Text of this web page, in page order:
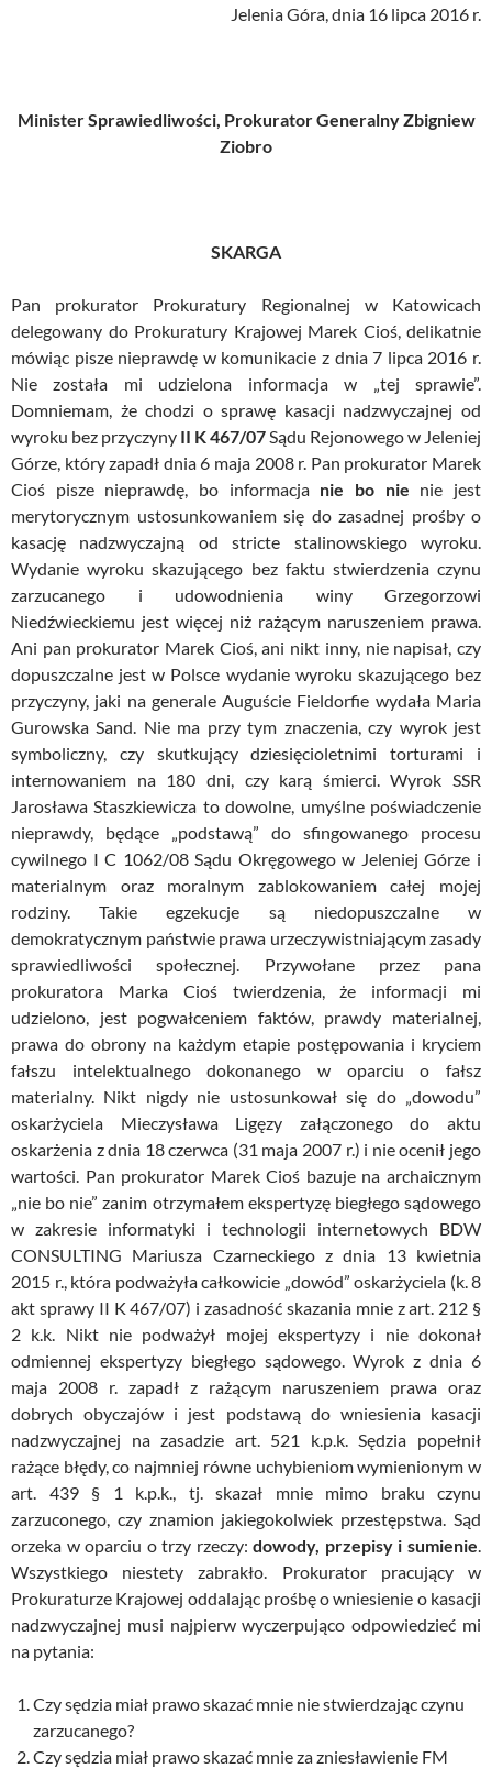
Jelenia Góra, dnia 16 lipca 2016 r.
Minister Sprawiedliwości, Prokurator Generalny Zbigniew
Ziobro
SKARGA
Pan prokurator Prokuratury Regionalnej w Katowicach
delegowany do Prokuratury Krajowej Marek Cioś, delikatnie
mówiąc pisze nieprawdę w komunikacie z dnia 7 lipca 2016 r.
Nie została mi udzielona informacja w „tej sprawie”.
Domniemam, że chodzi o sprawę kasacji nadzwyczajnej od
wyroku bez przyczyny II K 467/07 Sądu Rejonowego w Jeleniej
Górze, który zapadł dnia 6 maja 2008 r. Pan prokurator Marek
Cioś pisze nieprawdę, bo informacja nie bo nie nie jest
merytorycznym ustosunkowaniem się do zasadnej prośby o
kasację nadzwyczajną od stricte stalinowskiego wyroku.
Wydanie wyroku skazującego bez faktu stwierdzenia czynu
zarzucanego i udowodnienia winy Grzegorzowi
Niedźwieckiemu jest więcej niż rażącym naruszeniem prawa.
Ani pan prokurator Marek Cioś, ani nikt inny, nie napisał, czy
dopuszczalne jest w Polsce wydanie wyroku skazującego bez
przyczyny, jaki na generale Auguście Fieldorfie wydała Maria
Gurowska Sand. Nie ma przy tym znaczenia, czy wyrok jest
symboliczny, czy skutkujący dziesięcioletnimi torturami i
internowaniem na 180 dni, czy karą śmierci. Wyrok SSR
Jarosława Staszkiewicza to dowolne, umyślne poświadczenie
nieprawdy, będące „podstawą” do sfingowanego procesu
cywilnego I C 1062/08 Sądu Okręgowego w Jeleniej Górze i
materialnym oraz moralnym zablokowaniem całej mojej
rodziny. Takie egzekucje są niedopuszczalne w
demokratycznym państwie prawa urzeczywistniającym zasady
sprawiedliwości społecznej. Przywołane przez pana
prokuratora Marka Cioś twierdzenia, że informacji mi
udzielono, jest pogwałceniem faktów, prawdy materialnej,
prawa do obrony na każdym etapie postępowania i kryciem
fałszu intelektualnego dokonanego w oparciu o fałsz
materialny. Nikt nigdy nie ustosunkował się do „dowodu”
oskarżyciela Mieczysława Ligęzy załączonego do aktu
oskarżenia z dnia 18 czerwca (31 maja 2007 r.) i nie ocenił jego
wartości. Pan prokurator Marek Cioś bazuje na archaicznym
„nie bo nie” zanim otrzymałem ekspertyzę biegłego sądowego
w zakresie informatyki i technologii internetowych BDW
CONSULTING Mariusza Czarneckiego z dnia 13 kwietnia
2015 r., która podważyła całkowicie „dowód” oskarżyciela (k. 8
akt sprawy II K 467/07) i zasadność skazania mnie z art. 212 §
2 k.k. Nikt nie podważył mojej ekspertyzy i nie dokonał
odmiennej ekspertyzy biegłego sądowego. Wyrok z dnia 6
maja 2008 r. zapadł z rażącym naruszeniem prawa oraz
dobrych obyczajów i jest podstawą do wniesienia kasacji
nadzwyczajnej na zasadzie art. 521 k.p.k. Sędzia popełnił
rażące błędy, co najmniej równe uchybieniom wymienionym w
art. 439 § 1 k.p.k., tj. skazał mnie mimo braku czynu
zarzuconego, czy znamion jakiegokolwiek przestępstwa. Sąd
orzeka w oparciu o trzy rzeczy:dowody, przepisy i sumienie
Wszystkiego niestety zabrakło. Prokurator pracujący w
Prokuraturze Krajowej oddalając prośbę o wniesienie o kasacji
nadzwyczajnej musi najpierw wyczerpująco odpowiedzieć mi
na pytania:
Czy sędzia miał prawo skazać mnie nie stwierdzając czynu
zarzucanego?
Czy sędzia miał prawo skazać mnie za zniesławienie FM